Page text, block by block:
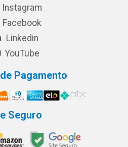
Instagram
Facebook
Linkedin
YouTube
Pagamento
Seguro